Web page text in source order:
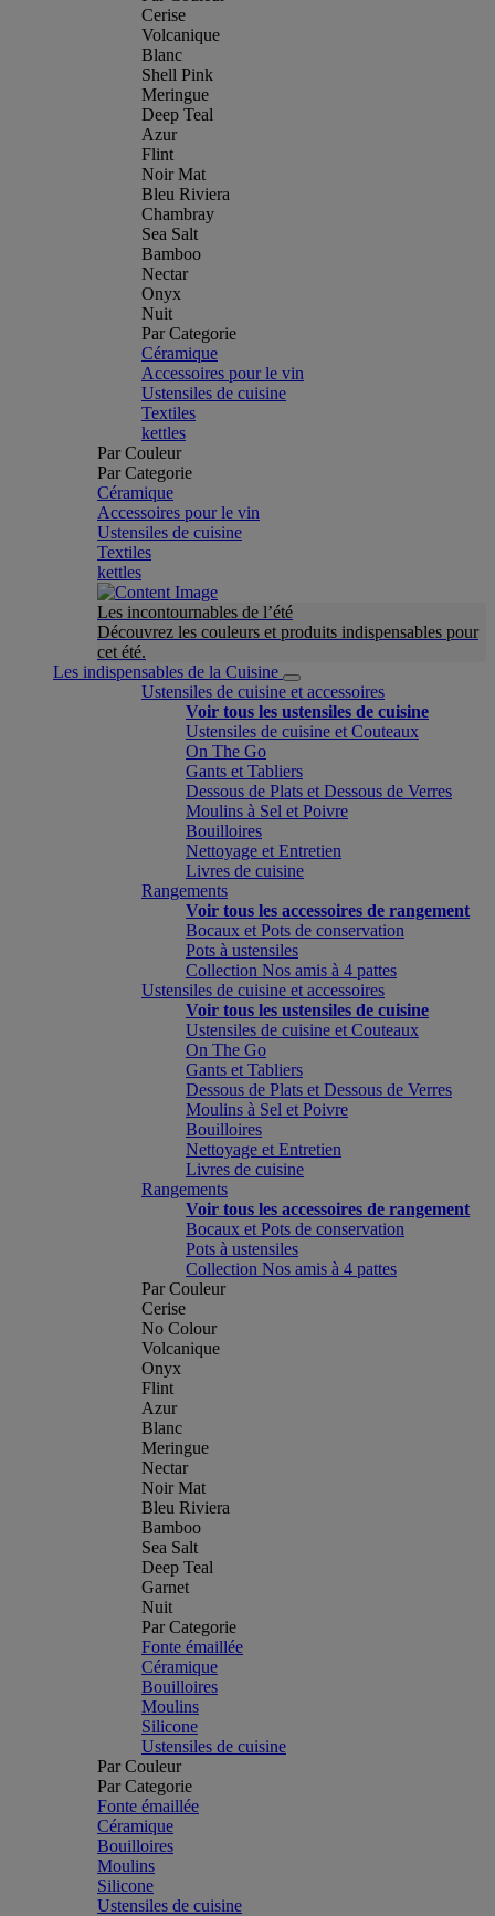
Cerise
Volcanique
Blanc
Shell Pink
Meringue
Deep Teal
Azur
Flint
Noir Mat
Bleu Riviera
Chambray
Sea Salt
Bamboo
Nectar
Onyx
Nuit
Par Categorie
Céramique
Accessoires pour le vin
Ustensiles de cuisine
Textiles
kettles
Par Couleur
Par Categorie
Céramique
Accessoires pour le vin
Ustensiles de cuisine
Textiles
kettles
Les incontournables de l’été
Découvrez les couleurs et produits indispensables pour
cet été.
Les indispensables de la Cuisine
Ustensiles de cuisine et accessoires
Voir tous les ustensiles de cuisine
Ustensiles de cuisine et Couteaux
On The Go
Gants et Tabliers
Dessous de Plats et Dessous de Verres
Moulins à Sel et Poivre
Bouilloires
Nettoyage et Entretien
Livres de cuisine
Rangements
Voir tous les accessoires de rangement
Bocaux et Pots de conservation
Pots à ustensiles
Collection Nos amis à 4 pattes
Ustensiles de cuisine et accessoires
Voir tous les ustensiles de cuisine
Ustensiles de cuisine et Couteaux
On The Go
Gants et Tabliers
Dessous de Plats et Dessous de Verres
Moulins à Sel et Poivre
Bouilloires
Nettoyage et Entretien
Livres de cuisine
Rangements
Voir tous les accessoires de rangement
Bocaux et Pots de conservation
Pots à ustensiles
Collection Nos amis à 4 pattes
Par Couleur
Cerise
No Colour
Volcanique
Onyx
Flint
Azur
Blanc
Meringue
Nectar
Noir Mat
Bleu Riviera
Bamboo
Sea Salt
Deep Teal
Garnet
Nuit
Par Categorie
Fonte émaillée
Céramique
Bouilloires
Moulins
Silicone
Ustensiles de cuisine
Par Couleur
Par Categorie
Fonte émaillée
Céramique
Bouilloires
Moulins
Silicone
Ustensiles de cuisine